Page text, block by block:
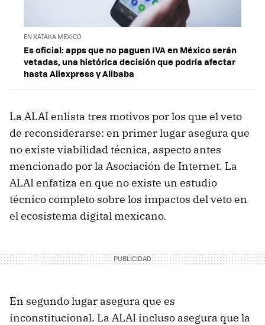
EN XATAKA MÉXICO
Es oficial: apps que no paguen IVA en México serán
vetadas, una histórica decisión que podría afectar
hasta Aliexpress y Alibaba
La ALAI enlista tres motivos por los que el veto
de reconsiderarse: en primer lugar asegura que
no existe viabilidad técnica, aspecto antes
mencionado por la Asociación de Internet. La
ALAI enfatiza en que no existe un estudio
técnico completo sobre los impactos del veto en
el ecosistema digital mexicano.
En segundo lugar asegura que es
inconstitucional. La ALAI incluso asegura que la